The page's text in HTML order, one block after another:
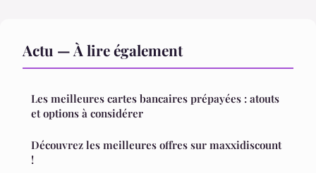
Actu — À lire également
Les meilleures cartes bancaires prépayées : atouts
et options à considérer
Découvrez les meilleures offres sur maxxidiscount
!